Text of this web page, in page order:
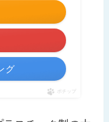
グ
ポチップ